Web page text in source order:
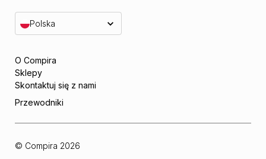
Polska
O Compira
Sklepy
Skontaktuj się z nami
Przewodniki
© Compira 2026